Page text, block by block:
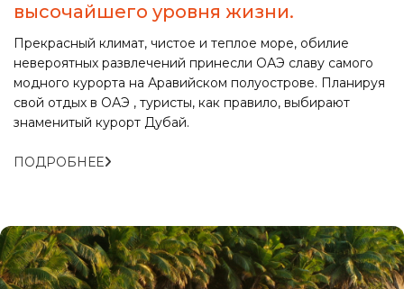
высочайшего уровня жизни.
Прекрасный климат, чистое и теплое море, обилие
невероятных развлечений принесли ОАЭ славу самого
модного курорта на Аравийском полуострове. Планируя
свой отдых в ОАЭ , туристы, как правило, выбирают
знаменитый курорт Дубай.
ПОДРОБНЕЕ